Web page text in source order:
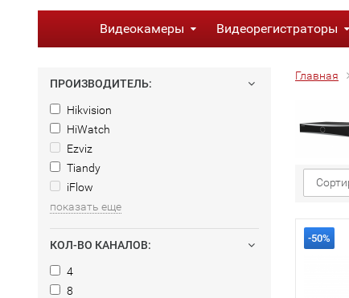
Видеокамеры Видеорегистраторы
ПРОИЗВОДИТЕЛЬ:
Hikvision
HiWatch
Ezviz
Tiandy
iFlow
показать еще
КОЛ-ВО КАНАЛОВ:
4
8
Главная
-50%